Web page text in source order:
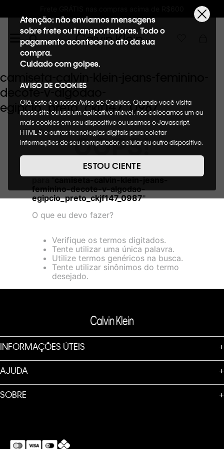
Ganhe 10% de
Atenção: não enviamos mensagens
sobre frete ou transportadoras. Todo o
pagamento acontece no ato da sua
compra.
Cuidado com golpes.
AVISO DE COOKIES
Olá, este é o nosso Aviso de Cookies. Quando você visita
nosso site ou usa um aplicativo móvel, nós colocamos um ou
mais cookies em seu dispositivo ou usamos o Javascript,
HTML 5 e outras tecnologias digitais para coletar
informações de seu computador, celular ou outro dispositivo.
de cookies, informaremos quais cookies usaremos e quais
suas funções. A forma como processamos os dados
nosso Aviso de Privacidade. Quando você visita nosso site,
consideraremos isso como sua solicitação específica para
fornecer a você toda a funcionalidade do site, incluindo,
entre outros, a capacidade de comprar um item em nossa
Cookies acesse o link.
ESTOU CIENTE
camiseta-calvin-klein-jeans-feminino-
decote-v-algodao-
egipcio_preto_ckjf147_0987
OOPS!
Não encontramos nenhum resultado
feminino-decote-v-algodao-
egipcio_preto_ckjf147_0987"
O que eu devo fazer?
Verifique os termos digitados.
Tente utilizar uma única palavra.
Utilize termos genéricos na busca.
Tente utilizar sinônimos do termo
desejado.
INFORMAÇÕES ÚTEIS +
AJUDA +
SOBRE +